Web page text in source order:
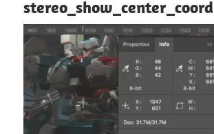
stereo_show_center_coord